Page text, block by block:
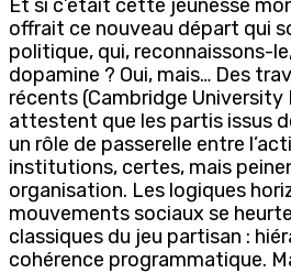
Et si c’était cette jeunesse
offrait ce nouveau départ qui
politique, qui, reconnaissons-
dopamine ? Oui, mais… Des
récents (Cambridge
attestent que les partis issus
un rôle de passerelle entre
institutions, certes, mais
organisation. Les logiques
mouvements sociaux se
classiques du jeu partisan :
cohérence programmatique.